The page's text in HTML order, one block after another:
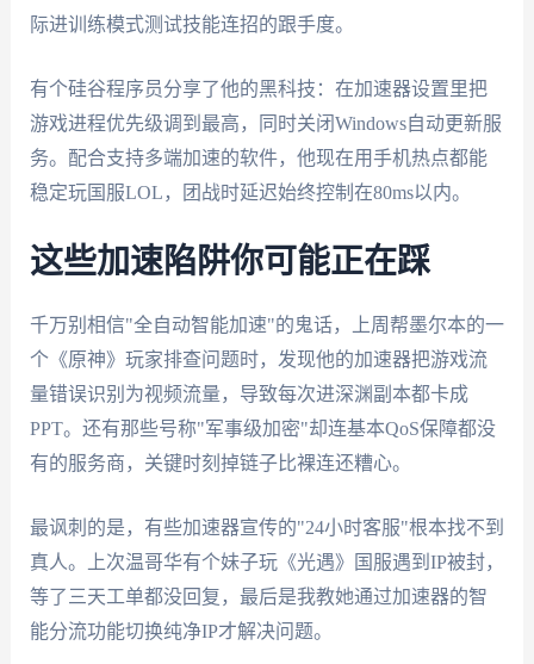
际进训练模式测试技能连招的跟手度。
有个硅谷程序员分享了他的黑科技：在加速器设置里把
游戏进程优先级调到最高，同时关闭Windows自动更新服
务。配合支持多端加速的软件，他现在用手机热点都能
稳定玩国服LOL，团战时延迟始终控制在80ms以内。
这些加速陷阱你可能正在踩
千万别相信"全自动智能加速"的鬼话，上周帮墨尔本的一
个《原神》玩家排查问题时，发现他的加速器把游戏流
量错误识别为视频流量，导致每次进深渊副本都卡成
PPT。还有那些号称"军事级加密"却连基本QoS保障都没
有的服务商，关键时刻掉链子比裸连还糟心。
最讽刺的是，有些加速器宣传的"24小时客服"根本找不到
真人。上次温哥华有个妹子玩《光遇》国服遇到IP被封，
等了三天工单都没回复，最后是我教她通过加速器的智
能分流功能切换纯净IP才解决问题。